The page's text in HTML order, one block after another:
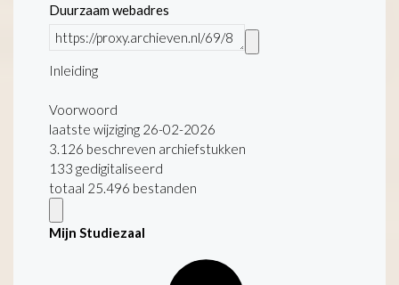
Duurzaam webadres
Inleiding
Voorwoord
laatste wijziging 26-02-2026
3.126 beschreven archiefstukken
133 gedigitaliseerd
totaal 25.496 bestanden
Mijn Studiezaal